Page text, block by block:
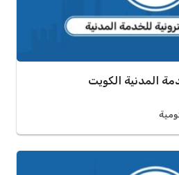
المدنية الكويت